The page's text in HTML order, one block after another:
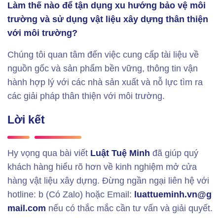
Làm thế nào để tận dụng xu hướng bảo vệ môi
trường và sử dụng vật liệu xây dựng thân thiện
với môi trường?
Chúng tôi quan tâm đến việc cung cấp tài liệu về
nguồn gốc và sản phẩm bền vững, thông tin vận
hành hợp lý với các nhà sản xuất và nỗ lực tìm ra
các giải pháp thân thiện với môi trường.
Lời kết
Hy vọng qua bài viết Luật Tuệ Minh đã giúp quý
khách hàng hiểu rõ hơn về kinh nghiệm mở cửa
hàng vật liệu xây dựng. Đừng ngần ngại liên hệ với
hotline: b (Có Zalo) hoặc Email: luattueminh.vn@g
mail.com nếu có thắc mắc cần tư vấn và giải quyết.